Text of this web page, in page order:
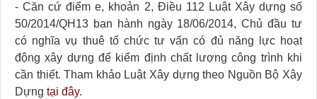
- Căn cứ điểm e, khoản 2, Điều 112 Luật Xây dựng số
50/2014/QH13 ban hành ngày 18/06/2014, Chủ đầu tư
có nghĩa vụ thuê tổ chức tư vấn có đủ năng lực hoạt
động xây dựng để kiểm định chất lượng công trình khi
cần thiết. Tham khảo Luật Xây dựng theo Nguồn Bộ Xây
Dựng tại đây.